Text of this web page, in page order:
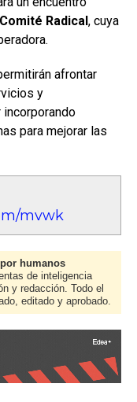
Radical, cuya
afrontar
y
incorporando
para mejorar las
mvwk
humanos
de inteligencia
y redacción. Todo el
editado y aprobado.